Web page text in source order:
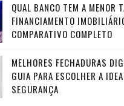
QUAL BANCO TEM A MENOR
FINANCIAMENTO
COMPARATIVO COMPLETO
MELHORES FECHADURAS
GUIA PARA ESCOLHER A
SEGURANÇA